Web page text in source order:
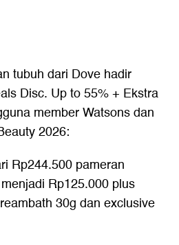
tubuh dari Dove hadir
Disc. Up to 55% + Ekstra
member Watsons dan
2026:
Rp244.500 pameran
Rp125.000 plus
30g dan exclusive